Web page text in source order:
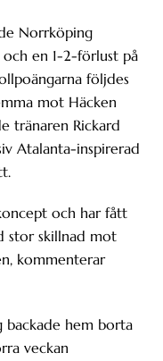
Norrköping
en 1-2-förlust på
följdes
mot Häcken
tränaren Rickard
Atalanta-inspirerad
och har fått
stor skillnad mot
kommenterar
backade hem borta
veckan